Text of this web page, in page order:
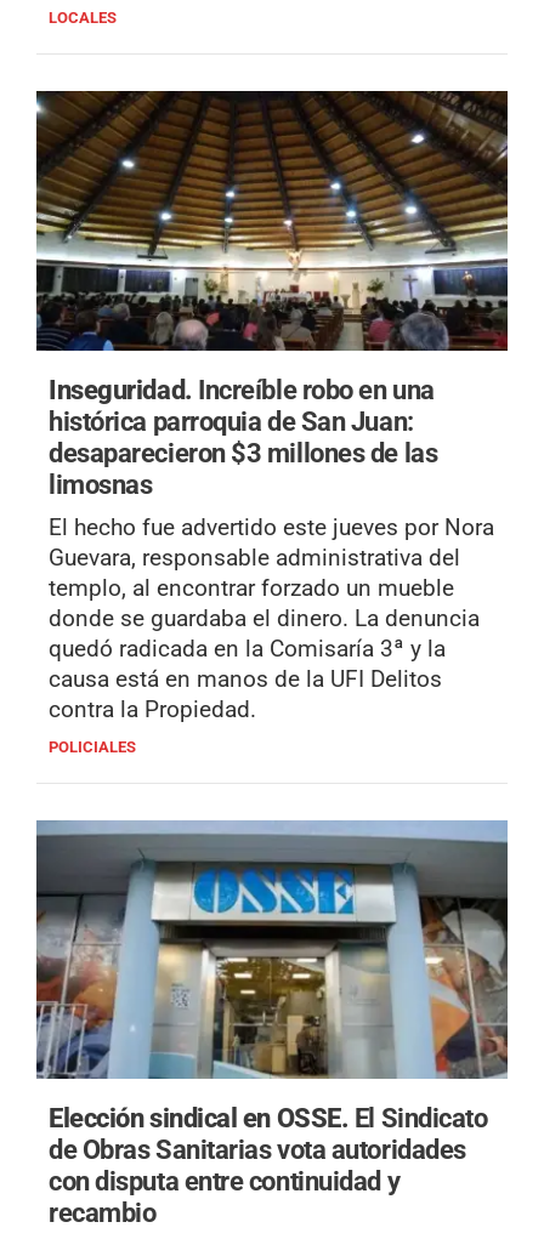
LOCALES
Inseguridad. Increíble robo en una
histórica parroquia de San Juan:
desaparecieron $3 millones de las
limosnas
El hecho fue advertido este jueves por Nora
Guevara, responsable administrativa del
templo, al encontrar forzado un mueble
donde se guardaba el dinero. La denuncia
quedó radicada en la Comisaría 3ª y la
causa está en manos de la UFI Delitos
contra la Propiedad.
POLICIALES
Elección sindical en OSSE. El Sindicato
de Obras Sanitarias vota autoridades
con disputa entre continuidad y
recambio